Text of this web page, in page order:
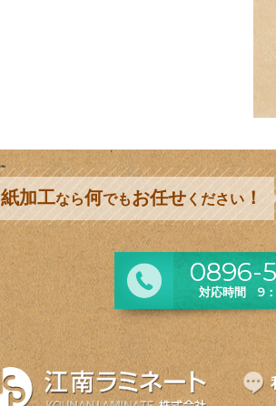
紙加工なら何でもお任せ ください ！
0896-
対応時間 9